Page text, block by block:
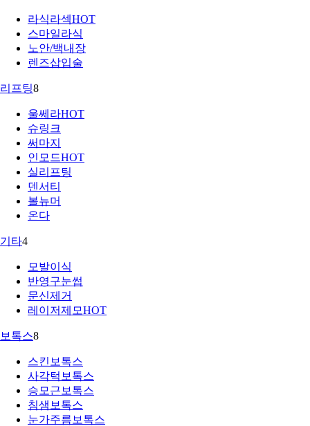
라식라섹HOT
스마일라식
노안/백내장
렌즈삽입술
리프팅8
울쎄라HOT
슈링크
써마지
인모드HOT
실리프팅
덴서티
볼뉴머
온다
기타4
모발이식
반영구눈썹
문신제거
레이저제모HOT
보톡스8
스킨보톡스
사각턱보톡스
승모근보톡스
침샘보톡스
눈가주름보톡스